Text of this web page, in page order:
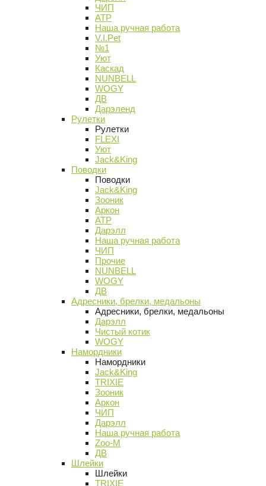
ЧИП
АТР
Наша ручная работа
V.I.Pet
№1
Уют
Каскад
NUNBELL
WOGY
ДВ
Дарэленд
Рулетки
Рулетки
FLEXI
Уют
Jack&King
Поводки
Поводки
Jack&King
Зооник
Аркон
АТР
Дарэлл
Наша ручная работа
ЧИП
Прочие
NUNBELL
WOGY
ДВ
Адресники, брелки, медальоны
Адресники, брелки, медальоны
Дарэлл
Чистый котик
WOGY
Намордники
Намордники
Jack&King
TRIXIE
Зооник
Аркон
ЧИП
Дарэлл
Наша ручная работа
Zoo-M
ДВ
Шлейки
Шлейки
TRIXIE